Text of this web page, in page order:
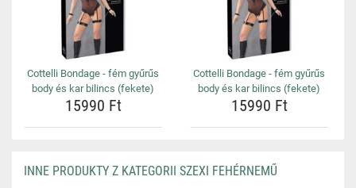
Cottelli Bondage - fém gyűrűs
body és kar bilincs (fekete)
15990 Ft
Cottelli Bondage - fém gyűrűs
body és kar bilincs (fekete)
15990 Ft
INNE PRODUKTY Z KATEGORII SZEXI FEHÉRNEMŰ